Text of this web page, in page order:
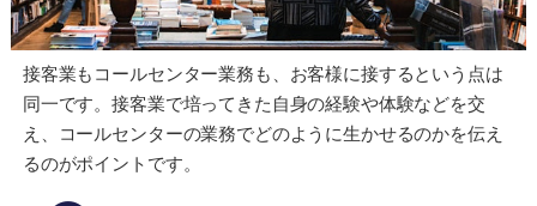
接客業もコールセンター業務も、お客様に接するという点は
同一です。接客業で培ってきた自身の経験や体験などを交
え、コールセンターの業務でどのように生かせるのかを伝え
るのがポイントです。